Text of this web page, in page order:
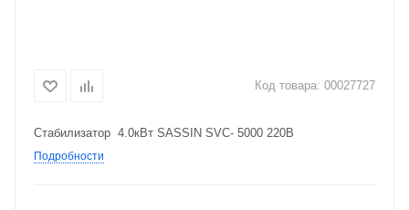
Код товара: 00027727
Стабилизатор 4.0кВт SASSIN SVC- 5000 220В
Подробности